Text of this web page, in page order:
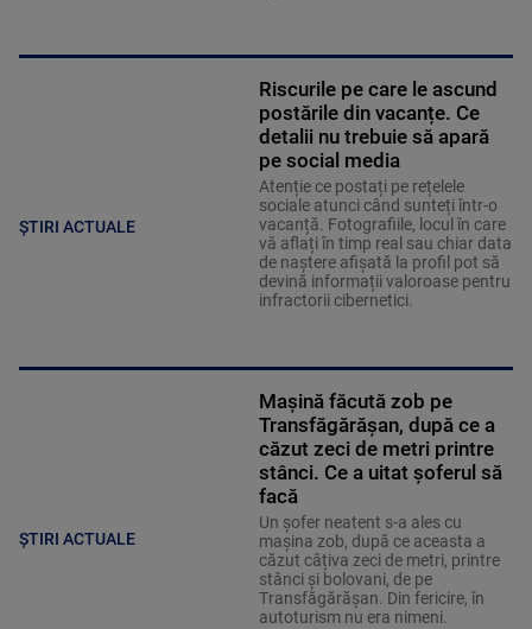
ȘTIRI ACTUALE
Riscurile pe care le ascund
postările din vacanțe. Ce
detalii nu trebuie să apară
pe social media
Atenție ce postați pe rețelele
sociale atunci când sunteți într-o
vacanță. Fotografiile, locul în care
vă aflați în timp real sau chiar data
de naștere afișată la profil pot să
devină informații valoroase pentru
infractorii cibernetici.
ȘTIRI ACTUALE
Mașină făcută zob pe
Transfăgărășan, după ce a
căzut zeci de metri printre
stânci. Ce a uitat șoferul să
facă
Un șofer neatent s-a ales cu
mașina zob, după ce aceasta a
căzut câțiva zeci de metri, printre
stânci și bolovani, de pe
Transfăgărășan. Din fericire, în
autoturism nu era nimeni.